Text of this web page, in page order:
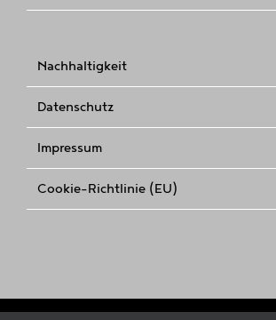
Nachhaltigkeit
Datenschutz
Impressum
Cookie-Richtlinie (EU)